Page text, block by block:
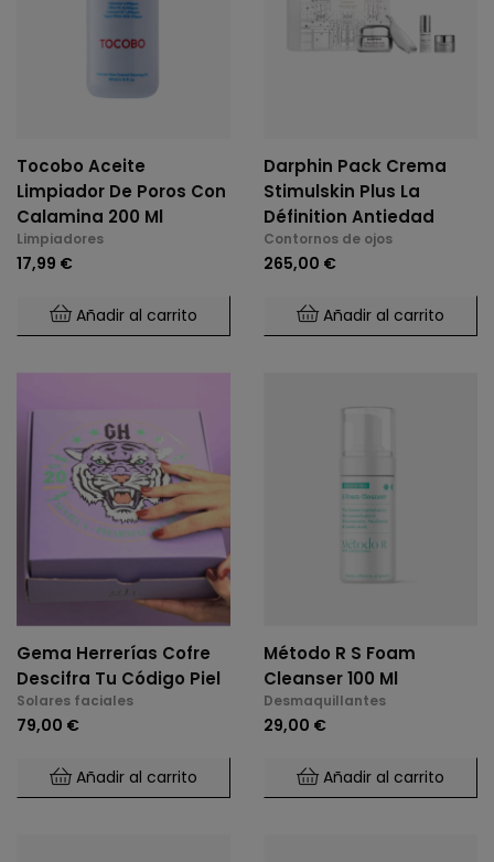
Tocobo Aceite
Limpiador De Poros Con
Calamina 200 Ml
Limpiadores
17,99 €
Añadir al carrito
Darphin Pack Crema
Stimulskin Plus La
Définition Antiedad
Contornos de ojos
265,00 €
Añadir al carrito
Gema Herrerías Cofre
Descifra Tu Código Piel
Solares faciales
79,00 €
Añadir al carrito
Método R S Foam
Cleanser 100 Ml
Desmaquillantes
29,00 €
Añadir al carrito